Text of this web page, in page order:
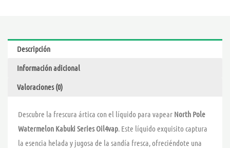
–
KABUKI
cantidad
Descripción
Información adicional
Valoraciones (0)
Descubre la frescura ártica con el líquido para vapear North Pole
Watermelon Kabuki Series Oil4vap. Este líquido exquisito captura
la esencia helada y jugosa de la sandía fresca, ofreciéndote una